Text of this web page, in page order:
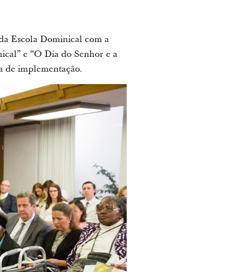
Escola Dominical com a
e “O Dia do Senhor e a
de implementação.